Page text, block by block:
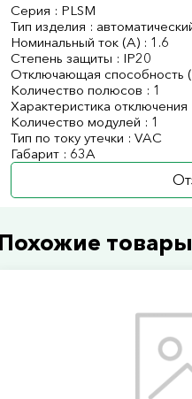
Серия : PLSM
Тип изделия :
Номинальный ток (А) : 1.6
Степень защиты : IP20
Отключающая способность
Количество полюсов : 1
Характеристика отключения
Количество модулей : 1
Тип по току утечки : VAC
Габарит : 63А
товары